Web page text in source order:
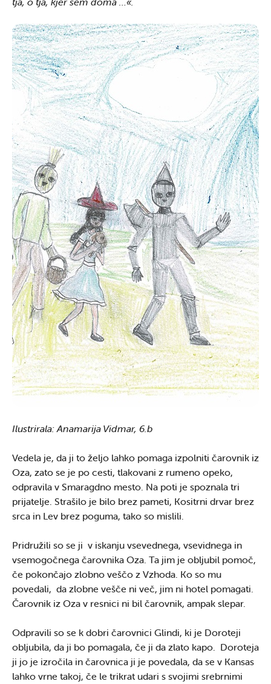
Ilustrirala: Anamarija Vidmar, 6.b
Vedela je, da ji to željo lahko pomaga izpolniti čarovnik iz
Oza, zato se je po cesti, tlakovani z rumeno opeko,
odpravila v Smaragdno mesto. Na poti je spoznala tri
prijatelje. Strašilo je bilo brez pameti, Kositrni drvar brez
srca in Lev brez poguma, tako so mislili.
Pridružili so se ji v iskanju vsevednega, vsevidnega in
vsemogočnega čarovnika Oza. Ta jim je obljubil pomoč,
če pokončajo zlobno veščo z Vzhoda. Ko so mu
povedali, da zlobne vešče ni več, jim ni hotel pomagati.
Čarovnik iz Oza v resnici ni bil čarovnik, ampak slepar.
Odpravili so se k dobri čarovnici Glindi, ki je Doroteji
obljubila, da ji bo pomagala, če ji da zlato kapo. Doroteja
ji jo je izročila in čarovnica ji je povedala, da se v Kansas
lahko vrne takoj, če le trikrat udari s svojimi srebrnimi